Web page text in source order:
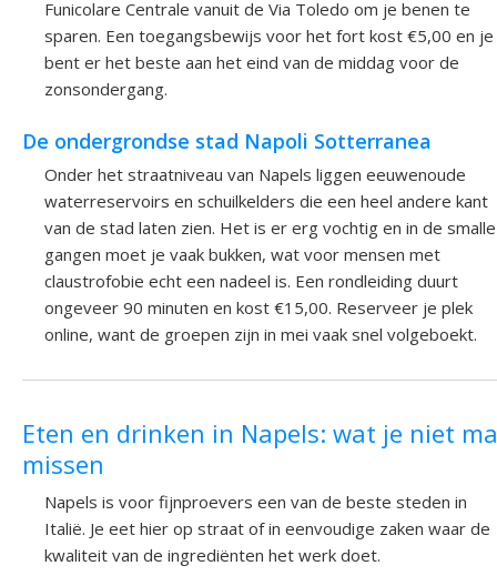
Funicolare Centrale vanuit de Via Toledo om je benen te
sparen. Een toegangsbewijs voor het fort kost €5,00 en je
bent er het beste aan het eind van de middag voor de
zonsondergang.
De ondergrondse stad Napoli Sotterranea
Onder het straatniveau van Napels liggen eeuwenoude
waterreservoirs en schuilkelders die een heel andere kant
van de stad laten zien. Het is er erg vochtig en in de smalle
gangen moet je vaak bukken, wat voor mensen met
claustrofobie echt een nadeel is. Een rondleiding duurt
ongeveer 90 minuten en kost €15,00. Reserveer je plek
online, want de groepen zijn in mei vaak snel volgeboekt.
Eten en drinken in Napels: wat je niet
missen
Napels is voor fijnproevers een van de beste steden in
Italië. Je eet hier op straat of in eenvoudige zaken waar de
kwaliteit van de ingrediënten het werk doet.